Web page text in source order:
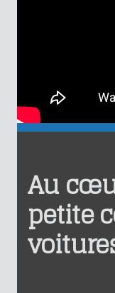
Au
petite